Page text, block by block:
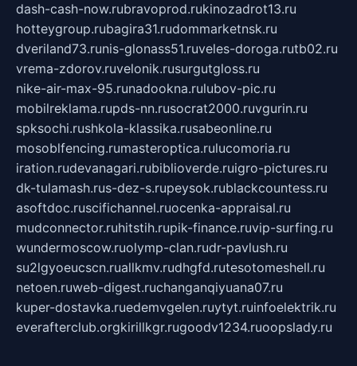
dash-cash-now.rubravoprod.rukinozadrot13.ru
hotteygroup.rubagira31.rudommarketnsk.ru
dveriland73.runis-glonass51.ruveles-doroga.rutb02.ru
vrema-zdorov.ruvelonik.rusurgutgloss.ru
nike-air-max-95.runadookna.rulubov-pic.ru
mobilreklama.rupds-nn.rusocrat2000.ruvgurin.ru
spksochi.rushkola-klassika.rusabeonline.ru
mosoblfencing.rumasteroptica.rulucomoria.ru
iration.rudevanagari.rubiblioverde.ruigro-pictures.ru
dk-tulamash.rus-dez-s.rupeysok.rublackcountess.ru
asoftdoc.ruscifichannel.ruocenka-appraisal.ru
mudconnector.ruhitstih.rupik-finance.ruvip-surfing.ru
wundermoscow.ruolymp-clan.rudr-pavlush.ru
su2lgyoeucscn.ruallkmv.rudhgfd.rutesotomeshell.ru
netoen.ruweb-digest.ruchanganqiyuana07.ru
kuper-dostavka.ruedemvgelen.ruytyt.ruinfoelektrik.ru
everafterclub.orgkirillkgr.rugoodv1234.ruoopslady.ru